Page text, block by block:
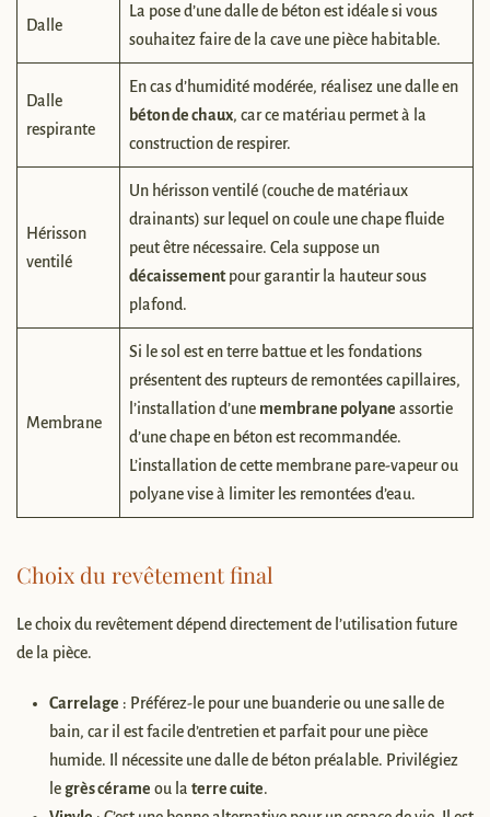
Dalle
La pose d’une dalle de béton est idéale si vous
souhaitez faire de la cave une pièce habitable.
Dalle
respirante
En cas d’humidité modérée, réalisez une dalle en
béton de chaux, car ce matériau permet à la
construction de respirer.
Hérisson
ventilé
Un hérisson ventilé (couche de matériaux
drainants) sur lequel on coule une chape fluide
peut être nécessaire. Cela suppose un
décaissementpour garantir la hauteur sous
plafond.
Membrane
Si le sol est en terre battue et les fondations
présentent des rupteurs de remontées capillaires,
l’installation d’une membrane polyane assortie
d’une chape en béton est recommandée.
L’installation de cette membrane pare-vapeur ou
polyane vise à limiter les remontées d’eau.
Choix du revêtement final
Le choix du revêtement dépend directement de l’utilisation future
de la pièce.
Carrelage : Préférez-le pour une buanderie ou une salle de
bain, car il est facile d’entretien et parfait pour une pièce
humide. Il nécessite une dalle de béton préalable. Privilégiez
legrès cérame ou la terre cuite.